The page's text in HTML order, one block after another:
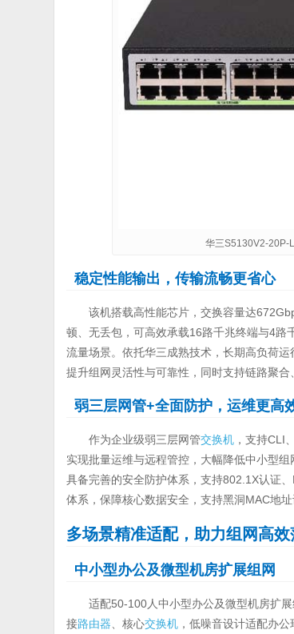
华三S5130V2-20P-LI
稳定性能输出，传输流畅更省心
该机搭载高性能芯片，交换容量达
顿、无丢包，可高效承载16路千兆终端与4路
流量场景。依托华三成熟技术，长期高负荷
提升组网灵活性与可靠性，同时支持链路聚
弱三层网管+全面防护，运维更高
作为企业级弱三层网管交换机 ，支持CLI
实现批量运维与远程管控，大幅降低中小型
具备完善的安全防护体系，支持802.1X认证
体系，保障核心数据安全，支持黑洞MAC地
多场景精准适配，助力组网高效
中小型办公及微型机房扩展组网
适配50-100人中小型办公及微型机房扩
接路由器、核心交换机 ，低噪音设计适配办